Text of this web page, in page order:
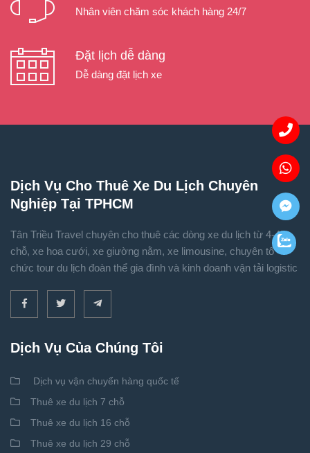
Nhân viên chăm sóc khách hàng 24/7
Đặt lịch dễ dàng
Dễ dàng đặt lịch xe
Dịch Vụ Cho Thuê Xe Du Lịch Chuyên
Nghiệp Tại TPHCM
Tân Triều Travel chuyên cho thuê các dòng xe du lịch từ 4-45
chỗ, xe hoa cưới, xe giường nằm, xe limousine, chuyên tổ
chức tour du lịch đoàn thể gia đình và kinh doanh vận tải logistic
Dịch Vụ Của Chúng Tôi
Dịch vụ vận chuyển hàng quốc tế
Thuê xe du lịch 7 chỗ
Thuê xe du lịch 16 chỗ
Thuê xe du lịch 29 chỗ